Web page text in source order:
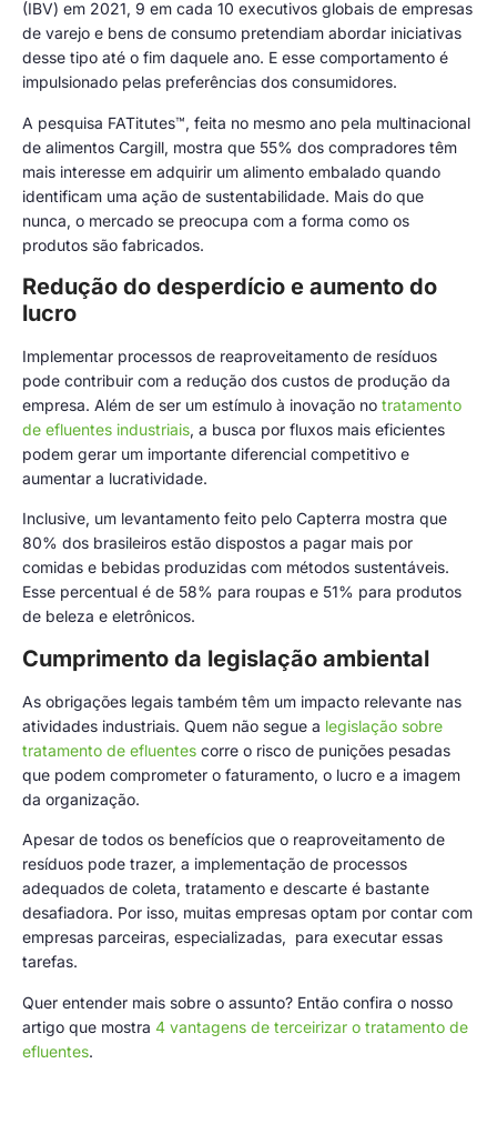
(IBV) em 2021, 9 em cada 10 executivos globais de empresas
de varejo e bens de consumo pretendiam abordar iniciativas
desse tipo até o fim daquele ano. E esse comportamento é
impulsionado pelas preferências dos consumidores.
A pesquisa FATitutes™, feita no mesmo ano pela multinacional
de alimentos Cargill, mostra que 55% dos compradores têm
mais interesse em adquirir um alimento embalado quando
identificam uma ação de sustentabilidade. Mais do que
nunca, o mercado se preocupa com a forma como os
produtos são fabricados.
Redução do desperdício e aumento do
lucro
Implementar processos de reaproveitamento de resíduos
pode contribuir com a redução dos custos de produção da
empresa. Além de ser um estímulo à inovação no tratamento
de efluentes industriais, a busca por fluxos mais eficientes
podem gerar um importante diferencial competitivo e
aumentar a lucratividade.
Inclusive, um levantamento feito pelo Capterra mostra que
80% dos brasileiros estão dispostos a pagar mais por
comidas e bebidas produzidas com métodos sustentáveis.
Esse percentual é de 58% para roupas e 51% para produtos
de beleza e eletrônicos.
Cumprimento da legislação ambiental
As obrigações legais também têm um impacto relevante nas
atividades industriais. Quem não segue a legislação sobre
tratamento de efluentes corre o risco de punições pesadas
que podem comprometer o faturamento, o lucro e a imagem
da organização.
Apesar de todos os benefícios que o reaproveitamento de
resíduos pode trazer, a implementação de processos
adequados de coleta, tratamento e descarte é bastante
desafiadora. Por isso, muitas empresas optam por contar com
empresas parceiras, especializadas, para executar essas
tarefas.
Quer entender mais sobre o assunto? Então confira o nosso
artigo que mostra 4 vantagens de terceirizar o tratamento de
efluentes.